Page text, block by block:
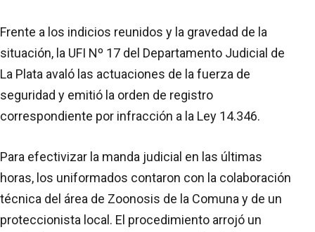
Frente a los indicios reunidos y la gravedad de la
situación, la UFI Nº 17 del Departamento Judicial de
La Plata avaló las actuaciones de la fuerza de
seguridad y emitió la orden de registro
correspondiente por infracción a la Ley 14.346.
Para efectivizar la manda judicial en las últimas
horas, los uniformados contaron con la colaboración
técnica del área de Zoonosis de la Comuna y de un
proteccionista local. El procedimiento arrojó un